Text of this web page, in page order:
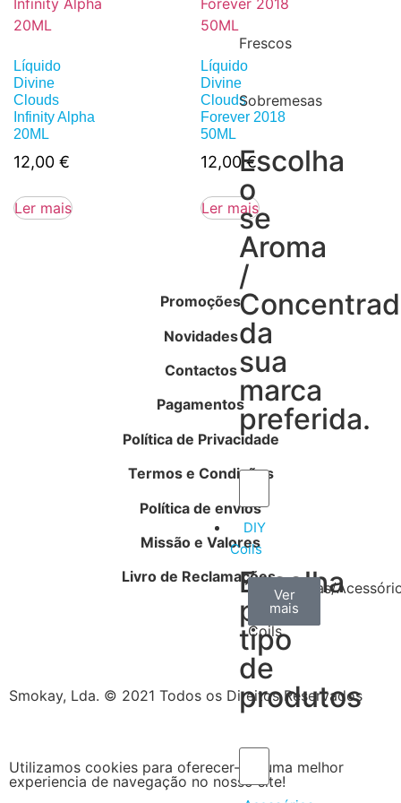
Frescos
Sobremesas
Escolha
o
se
Aroma
/
da
sua
marca
preferida.
DIY
Coils
Escolha
por
tipo
de
produtos
Arame
Coils
Ver
mais
Algodão
Ver
mais
Ferramentas/
Ver
mais
Líquido
Divine
Clouds
Infinity Alpha
20ML
12,00 €
Ler mais
Líquido
Divine
Clouds
Forever 2018
50ML
12,00€
Ler mais
Promoções
Novidades
Contactos
Pagamentos
Política de Privacidade
Termos e Condições
Política de envios
Missão e Valores
Livro de Reclamações
Smokay, Lda. © 2021 Todos os Direitos Reservados
Utilizamos cookies para oferecer-lhe uma melhor
experiencia de navegação no nosso site!